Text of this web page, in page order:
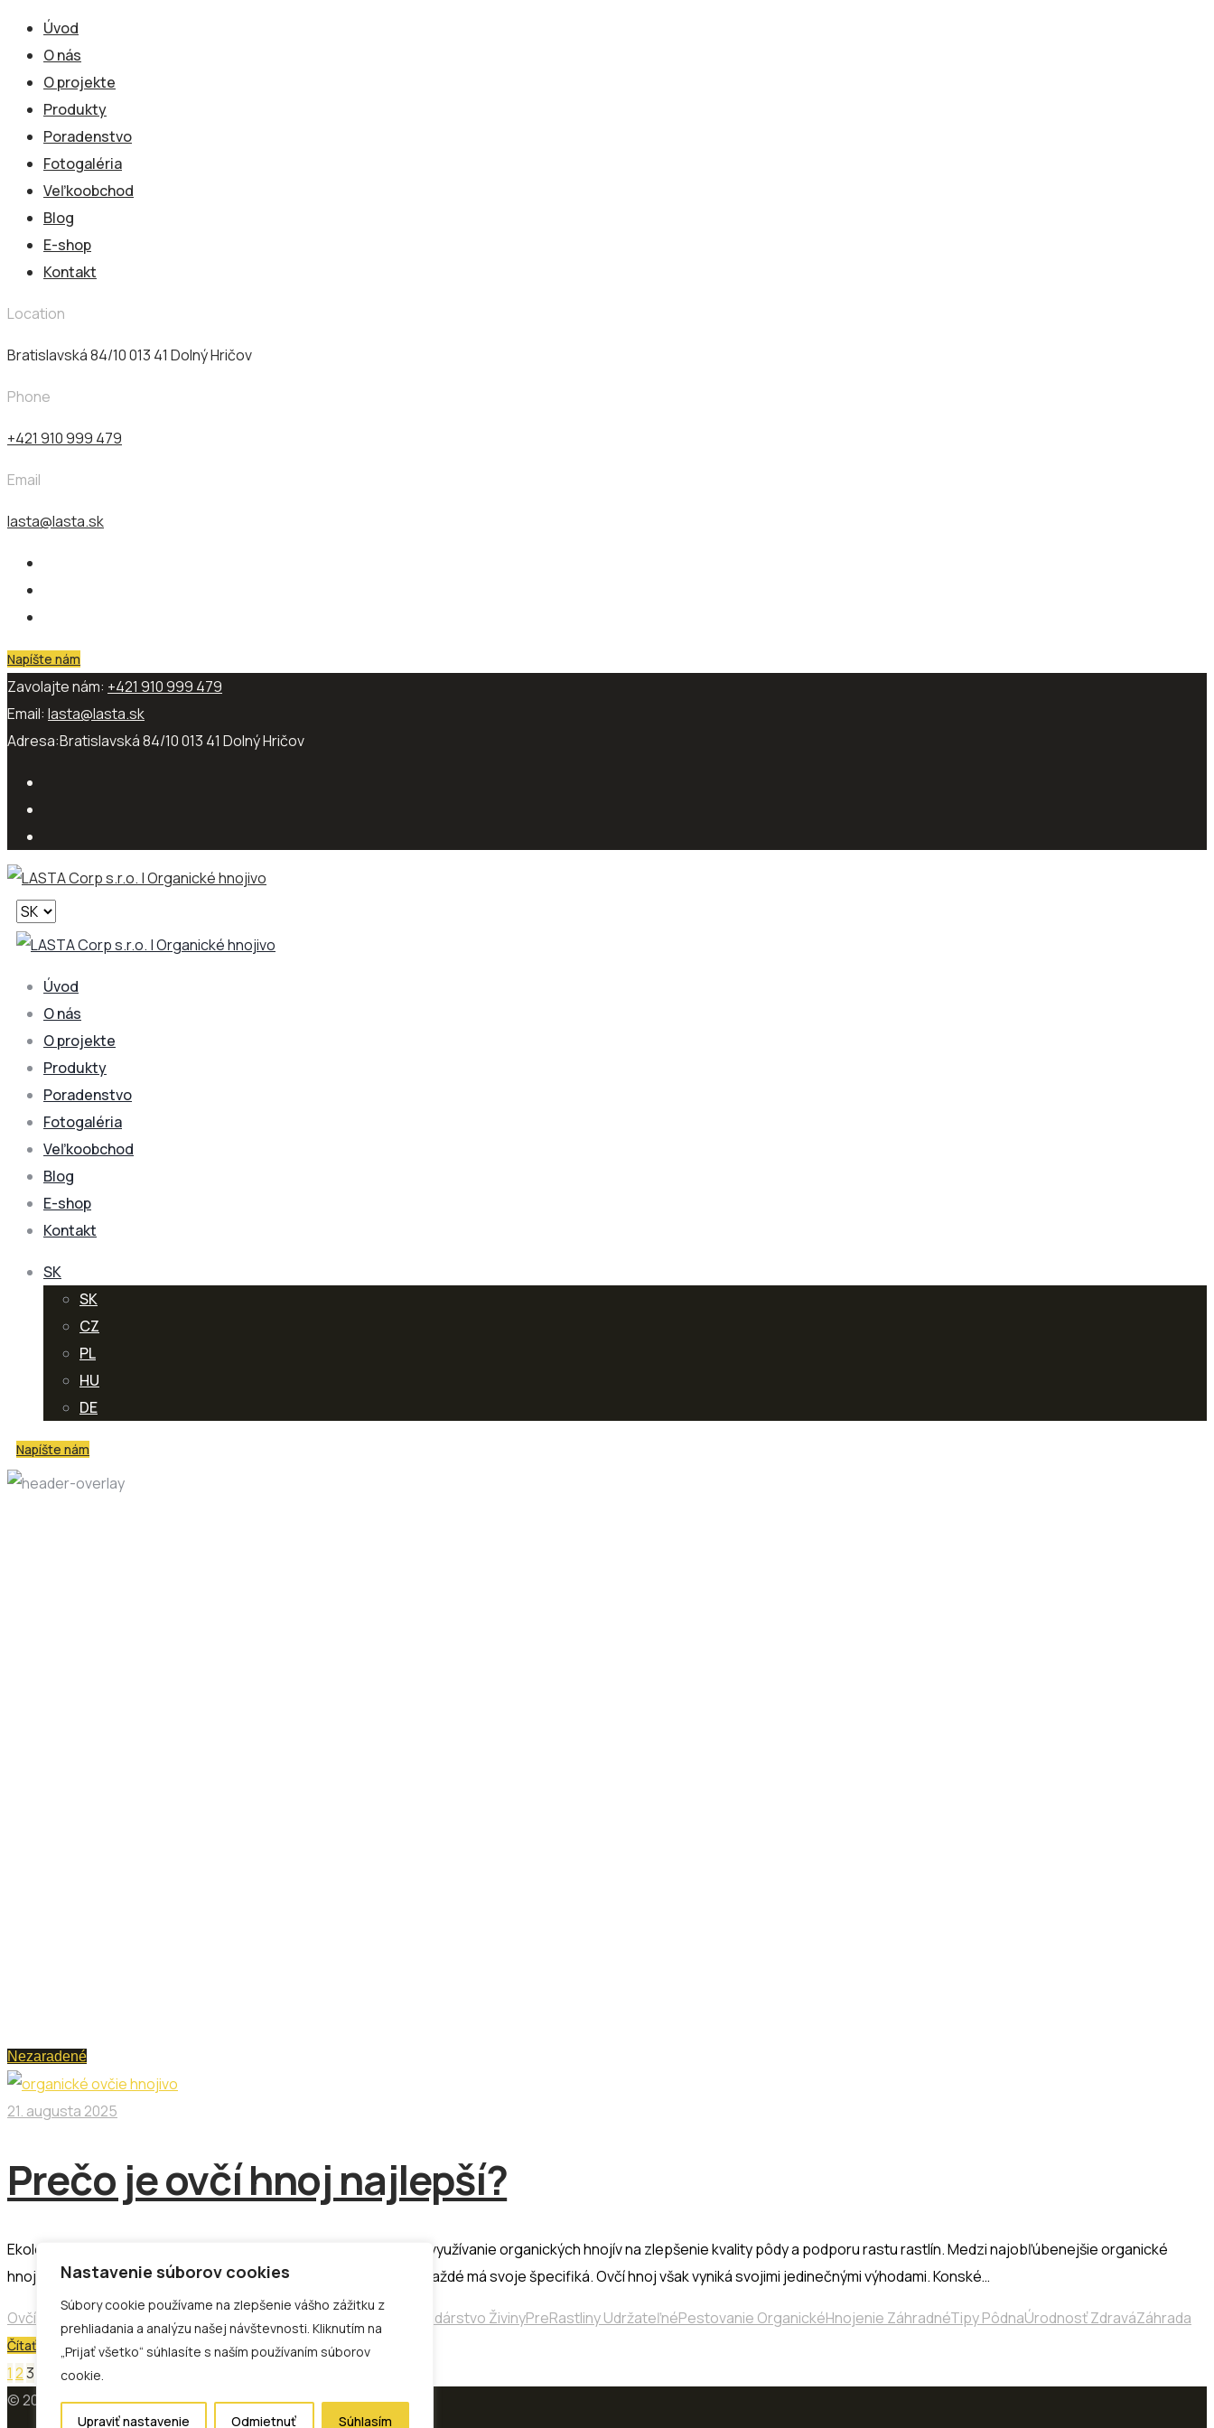
Nastavenie súborov cookies
Súbory cookie používame na zlepšenie vášho zážitku z
prehliadania a analýzu našej návštevnosti. Kliknutím na
„Prijať všetko“ súhlasíte s naším používaním súborov
cookie.
Upraviť nastavenie Odmietnuť Súhlasím
Úvod
O nás
O projekte
Produkty
Poradenstvo
Fotogaléria
Veľkoobchod
Blog
E-shop
Kontakt
Location
Bratislavská 84/10 013 41​ Dolný Hričov
Phone
+421 910 999 479
Email
lasta@lasta.sk
Napíšte nám
Zavolajte nám: +421 910 999 479
Email: lasta@lasta.sk
Adresa:Bratislavská 84/10 013 41​ Dolný Hričov
Vyberte
jazyk
Úvod
O nás
O projekte
Produkty
Poradenstvo
Fotogaléria
Veľkoobchod
Blog
E-shop
Kontakt
SK
SK
CZ
PL
HU
DE
Napíšte nám
Nezaradené
21. augusta 2025
Prečo je ovčí hnoj najlepší?
Ekologické záhradníctvo a poľnohospodárstvo sa zameriava na využívanie organických hnojív na zlepšenie kvality pôdy a podporu rastu rastlín. Medzi najobľúbenejšie organické
hnojivá patria konské, kravské, slepačie a ovčie hnojivo, pričom každé má svoje špecifiká. Ovčí hnoj však vyniká svojimi jedinečnými výhodami. Konské…
OvčíHnoj PrírodnéHnojivo ZlepšeniePôdy EkologickéPoľnohospodárstvo ŽivinyPreRastliny UdržateľnéPestovanie OrganickéHnojenie ZáhradnéTipy PôdnaÚrodnosť ZdraváZáhrada
Čítať viac
Stránkovanie
Pagination
1 23
© 2017 - 2025 LASTA Corp s.r.o. All rights reserved